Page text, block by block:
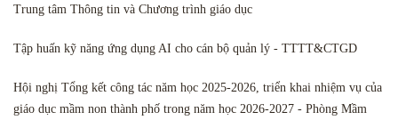
Trung tâm Thông tin và Chương trình giáo dục
Tập huấn kỹ năng ứng dụng AI cho cán bộ quản lý - TTTT&CTGD
Hội nghị Tổng kết công tác năm học 2025-2026, triển khai nhiệm vụ của
giáo dục mầm non thành phố trong năm học 2026-2027 - Phòng Mầm